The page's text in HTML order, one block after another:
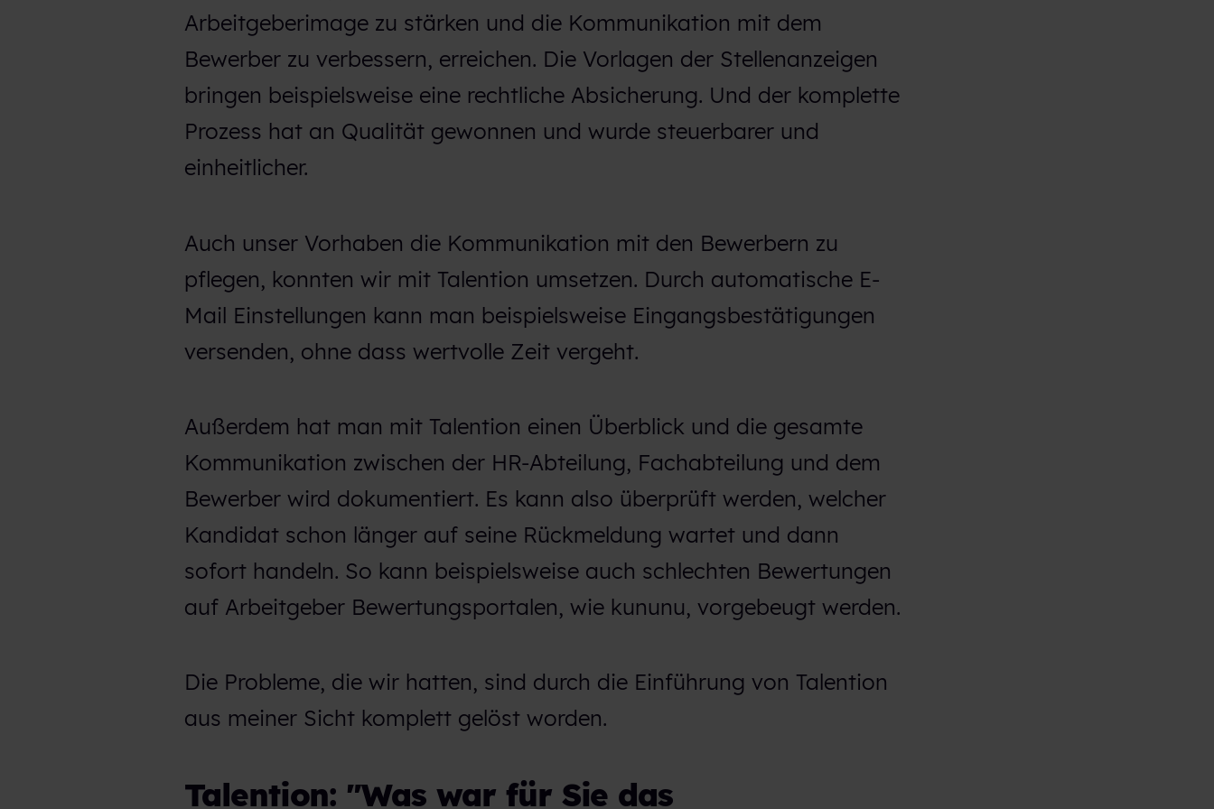
h
Arbeitgeberimage zu stärken und die Kommunikation mit dem
Bewerber zu verbessern, erreichen. Die Vorlagen der Stellenanzeigen
bringen beispielsweise eine rechtliche Absicherung. Und der komplette
Prozess hat an Qualität gewonnen und wurde steuerbarer und
einheitlicher.
Auch unser Vorhaben die Kommunikation mit den Bewerbern zu
pflegen, konnten wir mit Talention umsetzen. Durch automatische E-
Mail Einstellungen kann man beispielsweise Eingangsbestätigungen
versenden, ohne dass wertvolle Zeit vergeht.
Außerdem hat man mit Talention einen Überblick und die gesamte
Kommunikation zwischen der HR-Abteilung, Fachabteilung und dem
Bewerber wird dokumentiert. Es kann also überprüft werden, welcher
Kandidat schon länger auf seine Rückmeldung wartet und dann
sofort handeln. So kann beispielsweise auch schlechten Bewertungen
auf Arbeitgeber Bewertungsportalen, wie kununu, vorgebeugt werden.
Die Probleme, die wir hatten, sind durch die Einführung von Talention
aus meiner Sicht komplett gelöst worden.
Talention: "Was war für Sie das